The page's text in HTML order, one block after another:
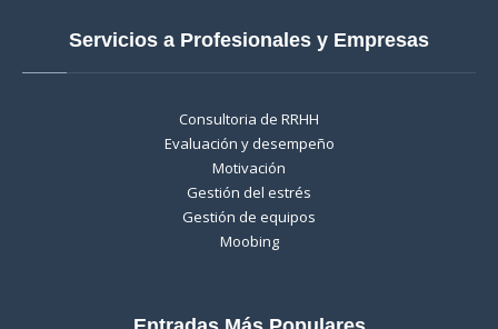
Servicios a Profesionales y Empresas
Consultoria de RRHH
Evaluación y desempeño
Motivación
Gestión del estrés
Gestión de equipos
Moobing